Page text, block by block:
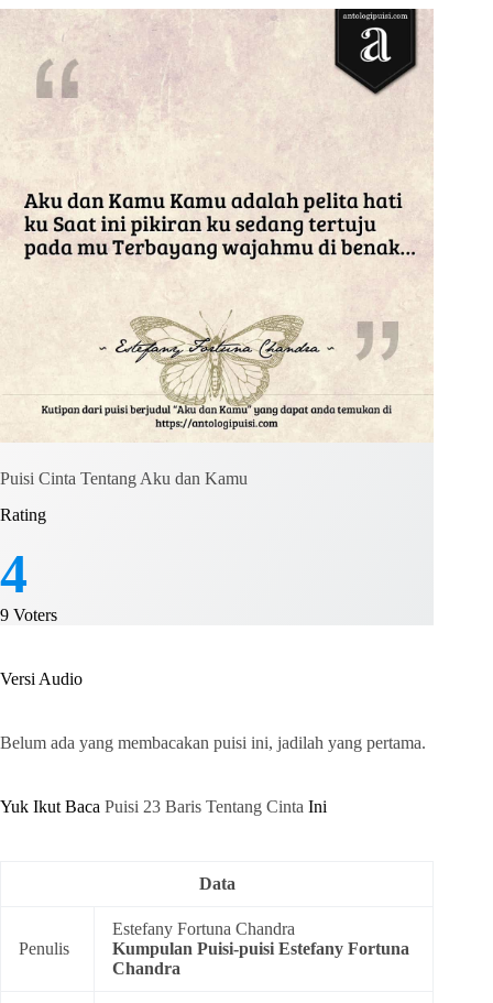
Kirim Komentar
Puisi Cinta Tentang Aku dan Kamu
Rating
4
9 Voters
Versi Audio
Belum ada yang membacakan puisi ini, jadilah yang pertama.
Yuk Ikut Baca Puisi 23 Baris Tentang Cinta Ini
Data
Penulis
Estefany Fortuna Chandra
Kumpulan Puisi-puisi Estefany Fortuna
Chandra